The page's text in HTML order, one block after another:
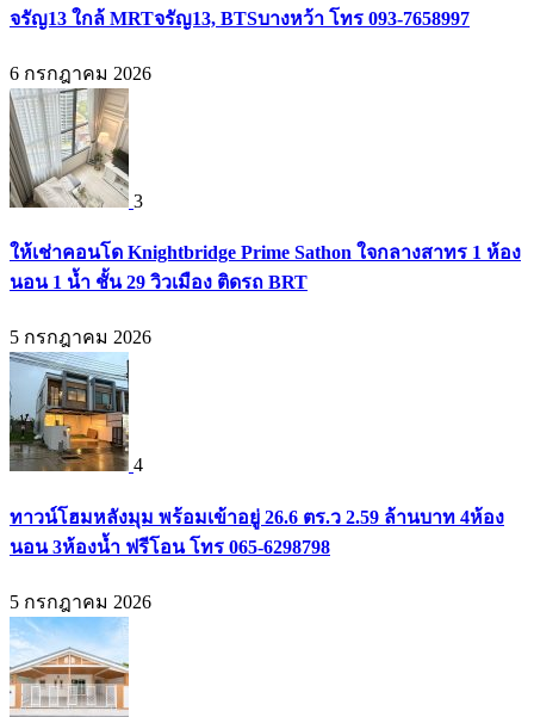
จรัญ13 ใกล้ MRTจรัญ13, BTSบางหว้า โทร 093-7658997
6 กรกฎาคม 2026
3
ให้เช่าคอนโด Knightbridge Prime Sathon ใจกลางสาทร 1 ห้อง
นอน 1 น้ำ ชั้น 29 วิวเมือง ติดรถ BRT
5 กรกฎาคม 2026
4
ทาวน์โฮมหลังมุม พร้อมเข้าอยู่ 26.6 ตร.ว 2.59 ล้านบาท 4ห้อง
นอน 3ห้องน้ำ ฟรีโอน โทร 065-6298798
5 กรกฎาคม 2026